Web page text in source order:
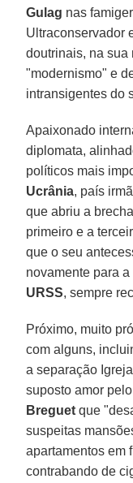
Gulag nas
Ultraconservador
doutrinais, na sua
"modernismo" e
intransigentes do
Apaixonado
diplomata,
políticos mais
Ucrânia, país
que abriu a
primeiro e a
que o seu
novamente para
URSS, sempre
Próximo, muito
com alguns,
a separação
suposto amor
Breguet que
suspeitas
apartamentos em
contrabando de